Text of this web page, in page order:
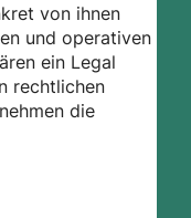
von ihnen
und operativen
ein Legal
rechtlichen
die